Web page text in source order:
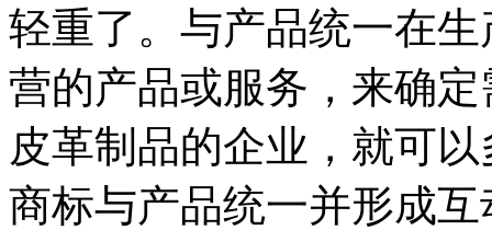
轻重了。与产品统一在
营的产品或服务，来确
皮革制品的企业，就可
商标与产品统一并形成